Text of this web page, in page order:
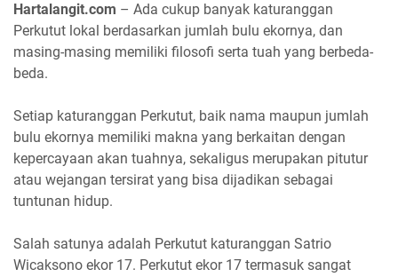
Hartalangit.com – Ada cukup banyak katuranggan
Perkutut lokal berdasarkan jumlah bulu ekornya, dan
masing-masing memiliki filosofi serta tuah yang berbeda-
beda.
Setiap katuranggan Perkutut, baik nama maupun jumlah
bulu ekornya memiliki makna yang berkaitan dengan
kepercayaan akan tuahnya, sekaligus merupakan pitutur
atau wejangan tersirat yang bisa dijadikan sebagai
tuntunan hidup.
Salah satunya adalah Perkutut katuranggan Satrio
Wicaksono ekor 17. Perkutut ekor 17 termasuk sangat